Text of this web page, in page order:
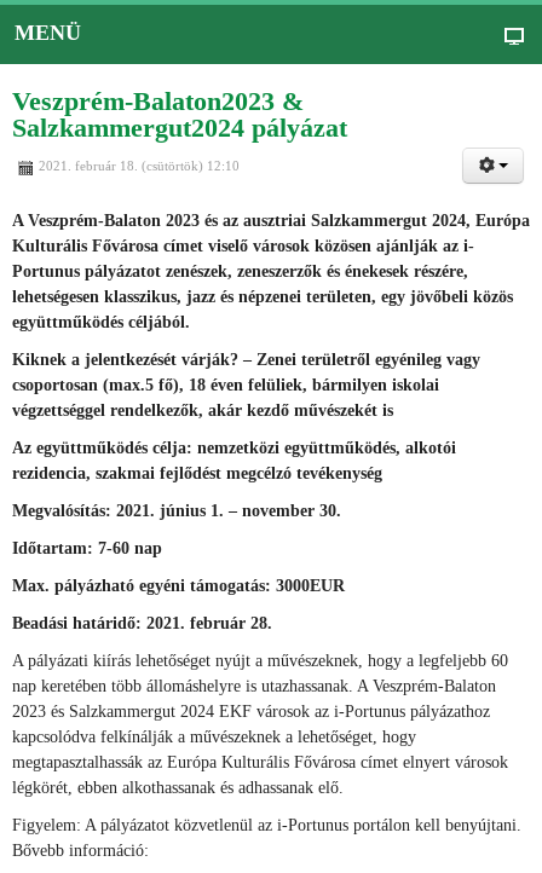
MENÜ
Veszprém-Balaton2023 &
Salzkammergut2024 pályázat
2021. február 18. (csütörtök) 12:10
A Veszprém-Balaton 2023 és az ausztriai Salzkammergut 2024, Európa
Kulturális Fővárosa címet viselő városok közösen ajánlják az i-
Portunus pályázatot zenészek, zeneszerzők és énekesek részére,
lehetségesen klasszikus, jazz és népzenei területen, egy jövőbeli közös
együttműködés céljából.
Kiknek a jelentkezését várják? – Zenei területről egyénileg vagy
csoportosan (max.5 fő), 18 éven felüliek, bármilyen iskolai
végzettséggel rendelkezők, akár kezdő művészekét is
Az együttműködés célja: nemzetközi együttműködés, alkotói
rezidencia, szakmai fejlődést megcélzó tevékenység
Megvalósítás: 2021. június 1. – november 30.
Időtartam: 7-60 nap
Max. pályázható egyéni támogatás: 3000EUR
Beadási határidő: 2021. február 28.
A pályázati kiírás lehetőséget nyújt a művészeknek, hogy a legfeljebb 60
nap keretében több állomáshelyre is utazhassanak. A Veszprém-Balaton
2023 és Salzkammergut 2024 EKF városok az i-Portunus pályázathoz
kapcsolódva felkínálják a művészeknek a lehetőséget, hogy
megtapasztalhassák az Európa Kulturális Fővárosa címet elnyert városok
légkörét, ebben alkothassanak és adhassanak elő.
Figyelem: A pályázatot közvetlenül az i-Portunus portálon kell benyújtani.
Bővebb információ: